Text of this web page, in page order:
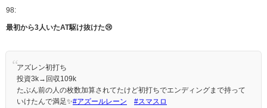
98:
最初から3人いたAT駆け抜けた😢
アズレン初打ち
投資3k→回収109k
たぶん前の人の枚数加算されてたけど初打ちでエンディングまで持って
いけたんで満足✨#アズールレーン
#スマスロ